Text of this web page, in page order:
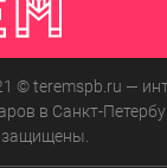
© teremspb.ru —
в Санкт-
защищены.